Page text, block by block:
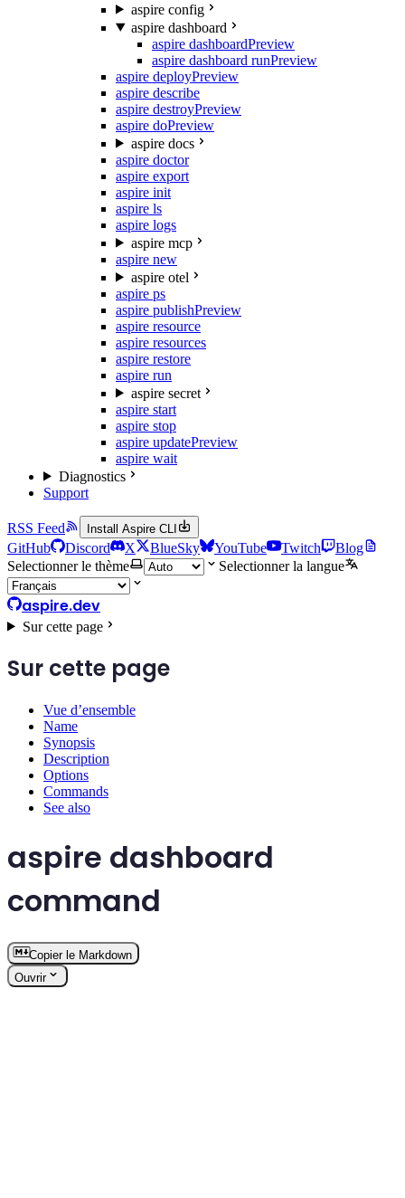
aspire config
aspire dashboard
aspire dashboardPreview
aspire dashboard runPreview
aspire deployPreview
aspire describe
aspire destroyPreview
aspire doPreview
aspire docs
aspire doctor
aspire export
aspire init
aspire ls
aspire logs
aspire mcp
aspire new
aspire otel
aspire ps
aspire publishPreview
aspire resource
aspire resources
aspire restore
aspire run
aspire secret
aspire start
aspire stop
aspire updatePreview
aspire wait
Diagnostics
Support
RSS Feed Install Aspire CLI
GitHub Discord X BlueSky YouTube Twitch
Blog
Selectionner le thème
Selectionner la langue
aspire.dev
Sur cette page
Sur cette page
Vue d’ensemble
Name
Synopsis
Description
Options
Commands
See also
aspire dashboard
command
Copier le Markdown
Ouvrir